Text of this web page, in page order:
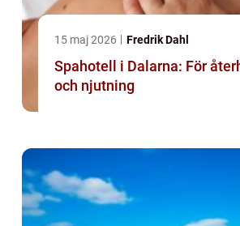
15 maj 2026 Fredrik Dahl
Spahotell i Dalarna: För
och njutning